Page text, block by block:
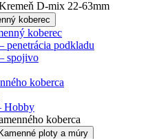
koberec
koberec
penetrácia podkladu
spojivo
koberca
Hobby
Kamenné ploty a múry